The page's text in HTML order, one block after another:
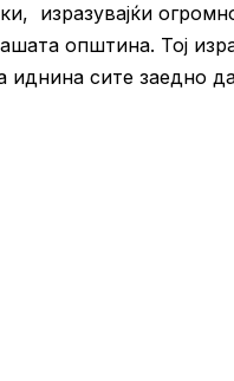
изразувајќи
општина. Тој
иднина сите заедно